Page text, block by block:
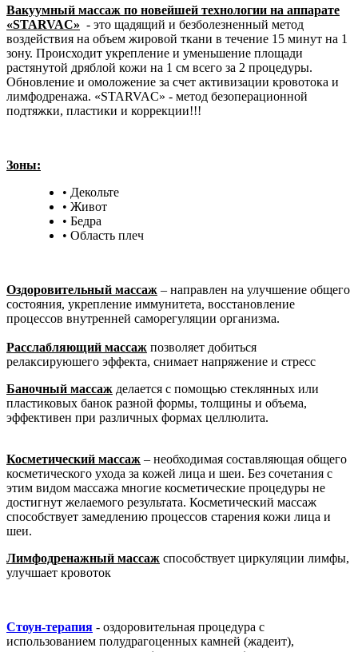
Вакуумный массаж по новейшей технологии на аппарате
«STARVAC» - это щадящий и безболезненный метод
воздействия на объем жировой ткани в течение 15 минут на 1
зону. Происходит укрепление и уменьшение площади
растянутой дряблой кожи на 1 см всего за 2 процедуры.
Обновление и омоложение за счет активизации кровотока и
лимфодренажа. «STARVAC» - метод безоперационной
подтяжки, пластики и коррекции!!!
Зоны:
• Декольте
• Живот
• Бедра
• Область плеч
Оздоровительный массаж – направлен на улучшение общего
состояния, укрепление иммунитета, восстановление
процессов внутренней саморегуляции организма.
Расслабляющий массаж позволяет добиться
релаксируюшего эффекта, снимает напряжение и стресс
Баночный массаж делается с помощью стеклянных или
пластиковых банок разной формы, толщины и объема,
эффективен при различных формах целлюлита.
Косметический массаж – необходимая составляющая общего
косметического ухода за кожей лица и шеи. Без сочетания с
этим видом массажа многие косметические процедуры не
достигнут желаемого результата. Косметический массаж
способствует замедлению процессов старения кожи лица и
шеи.
Лимфодренажный массаж способствует циркуляции лимфы,
улучшает кровоток
Стоун-терапия - оздоровительная процедура с
использованием полудрагоценных камней (жадеит),